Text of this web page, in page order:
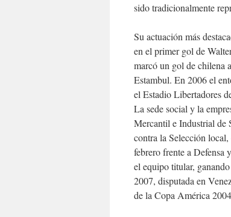
sido tradicionalmente
Su actuación más
en el primer gol de
marcó un gol de chilena
Estambul. En 2006 el
el Estadio Libertadores
La sede social y la
Mercantil e Industrial de
contra la Selección
febrero frente a Defensa
el equipo titular,
2007, disputada en
de la Copa América